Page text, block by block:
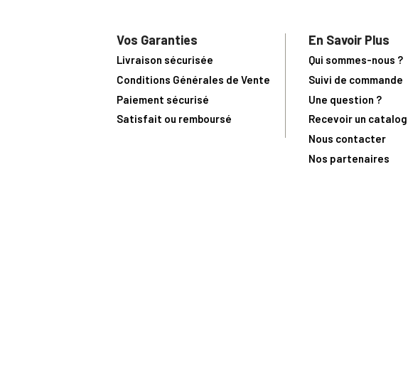
Vos Garanties
Livraison sécurisée
Conditions Générales de Vente
Paiement sécurisé
Satisfait ou remboursé
En Savoir Plus
Qui sommes-nous ?
Suivi de commande
Une question ?
Recevoir un
Nous contacter
Nos partenaires